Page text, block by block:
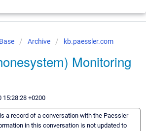
Archive kb.paessler.com
Monitoring
15:28:28 +0200
a record of a conversation with the Paessler
in this conversation is not updated to